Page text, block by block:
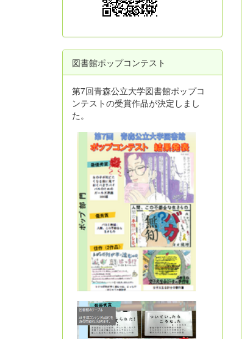
図書館ポップコンテスト
第7回青森公立大学図書館ポップコ
ンテストの受賞作品が決定しまし
た。